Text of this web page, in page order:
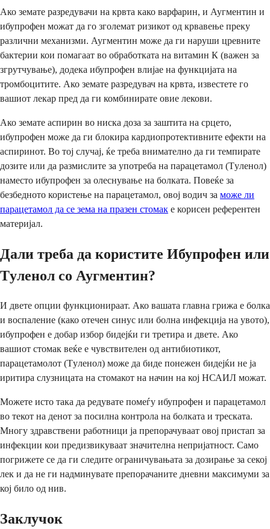
Ако земате разредувачи на крвта како варфарин, и Аугментин и
ибупрофен можат да го зголемат ризикот од крвавење преку
различни механизми. Аугментин може да ги наруши цревните
бактерии кои помагаат во обработката на витамин К (важен за
згрутчување), додека ибупрофен влијае на функцијата на
тромбоцитите. Ако земате разредувач на крвта, известете го
вашиот лекар пред да ги комбинирате овие лекови.
Ако земате аспирин во ниска доза за заштита на срцето,
ибупрофен може да ги блокира кардиопротективните ефекти на
аспиринот. Во тој случај, ќе треба внимателно да ги темпирате
дозите или да размислите за употреба на парацетамол (Тyленoл)
наместо ибупрофен за олеснување на болката. Повеќе за
безбедното користење на парацетамол, овој водич за може ли
парацетамол да се зема на празен стомак е корисен референтен
материјал.
Дали треба да користите Ибупрофен или
Тyленoл со Аугментин?
И двете опции функционираат. Ако вашата главна грижа е болка
и воспаление (како отечен синус или болна инфекција на увото),
ибупрофен е добар избор бидејќи ги третира и двете. Ако
вашиот стомак веќе е чувствителен од антибиотикот,
парацетамолот (Тyленoл) може да биде понежен бидејќи не ја
иритира слузницата на стомакот на начин на кој НСАИЛ можат.
Можете исто така да редувате помеѓу ибупрофен и парацетамол
во текот на денот за посилна контрола на болката и треската.
Многу здравствени работници ја препорачуваат овој пристап за
инфекции кои предизвикуваат значителна непријатност. Само
погрижете се да ги следите ограничувањата за дозирање за секој
лек и да не ги надминувате препорачаните дневни максимуми за
кој било од нив.
Заклучок